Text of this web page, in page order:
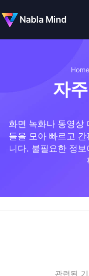
Nabla Mind
Home
자
화면 녹화나 동영상
들을 모아 빠르고
니다. 불필요한 정
관련된